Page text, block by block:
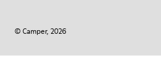
© Camper, 2026